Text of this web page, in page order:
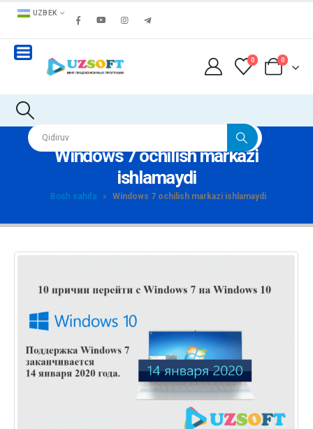
UZBEK
0 0
Windows 7 ochilish markazi
ishlamaydi
Bosh sahifa » Windows 7 ochilish markazi ishlamaydi